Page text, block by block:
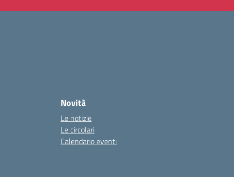
Novità
Le notizie
Le circolari
Calendario eventi